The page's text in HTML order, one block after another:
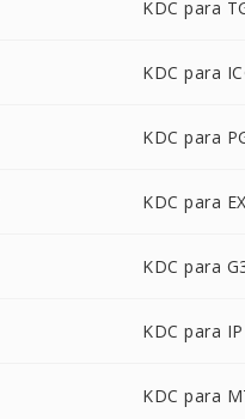
KDC para
KDC para
KDC para
KDC para
KDC para
KDC para
KDC para